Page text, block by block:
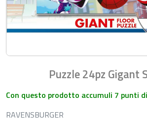
Puzzle 24pz Gigant
Con questo prodotto accumuli 7 punti
RAVENSBURGER